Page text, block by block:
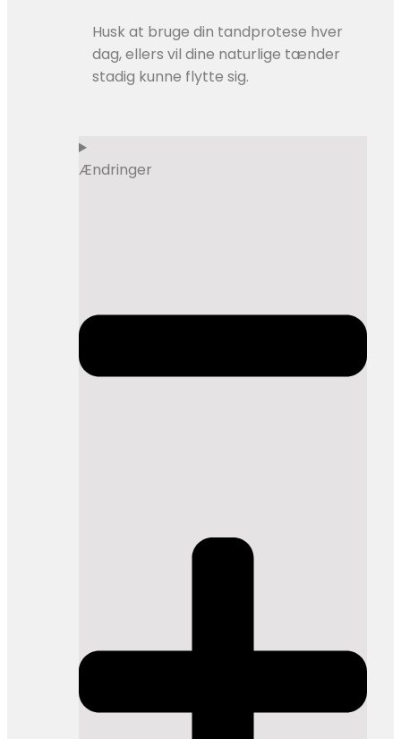
Husk at bruge din tandprotese hver
dag, ellers vil dine naturlige tænder
stadig kunne flytte sig. ​
Ændringer